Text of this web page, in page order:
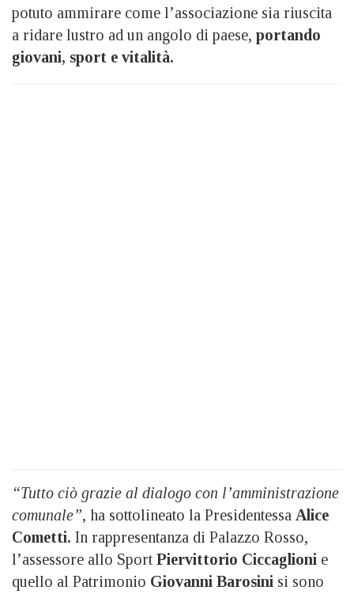
potuto ammirare come l’associazione sia riuscita
a ridare lustro ad un angolo di paese, portando
giovani, sport e vitalità.
“Tutto ciò grazie al dialogo con l’amministrazione
comunale”, ha sottolineato la Presidentessa Alice
Cometti. In rappresentanza di Palazzo Rosso,
l’assessore allo Sport Piervittorio Ciccaglioni e
quello al Patrimonio Giovanni Barosini si sono